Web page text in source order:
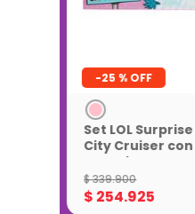
-25 %
Set LOL
City Cruiser
Exclusiva
$339.900
$254.925